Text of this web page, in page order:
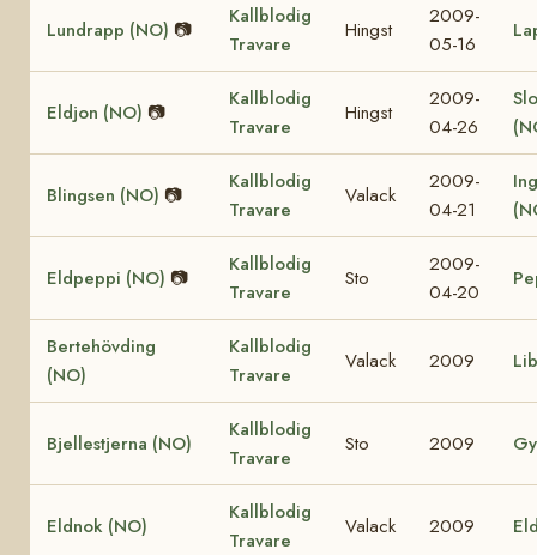
Lundrapp (NO) 📷
Kallblodig
Travare
Hingst
2009-
05-16
Eldjon (NO) 📷
Kallblodig
Travare
Hingst
2009-
04-26
Blingsen (NO) 📷
Kallblodig
Travare
Valack
2009-
04-21
Eldpeppi (NO) 📷
Kallblodig
Travare
Sto
2009-
04-20
Bertehövding
(NO)
Kallblodig
Travare
Valack 2009
Bjellestjerna (NO)
Kallblodig
Travare
Sto 2009
Eldnok (NO)
Kallblodig
Travare
Valack 2009